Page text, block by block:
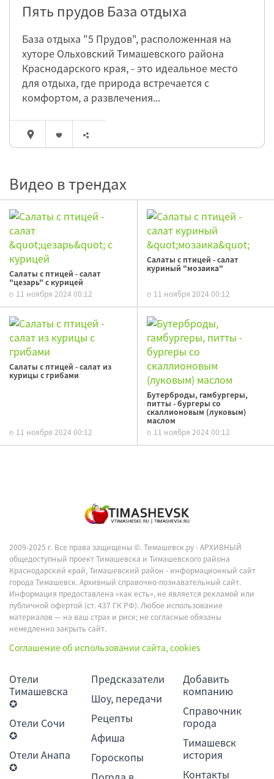
Пять прудов База отдыха
База отдыха "5 Прудов", расположенная на
хуторе Ольховский Тимашевского района
Краснодарского края, - это идеальное место
для отдыха, где природа встречается с
комфортом, а развлечения...
Видео в трендах
Салаты с птицей - салат
"цезарь" с курицей
11 ноября 2024 00:12
Салаты с птицей - салат
куриный "мозаика"
11 ноября 2024 00:12
Салаты с птицей - салат из
курицы с грибами
11 ноября 2024 00:12
Бутерброды, гамбургеры,
питты - бургеры со
скаллионовым (луковым)
маслом
11 ноября 2024 00:12
2009-2025 г. Все права защищены ©.Тимашевск.ру - АРХИВНЫЙ
общедоступный проект Тимашевска и Тимашевского района
Краснодарский край, Тимашевский район - информационный сайт
города Тимашевск. Архивный справочно-познавательный сайт.
Информация предоставлена «как есть», не является рекламой или
публичной офертой (ст. 437 ГК РФ). Любое использование
материалов — на ваш страх и риск; не согласные обязаны
немедленно закрыть сайт.
Соглашение об использовании сайта, cookies
Отели
Тимашевска
✪
Отели Сочи
✪
Отели Анапа
✪
Предсказатели
Шоу, передачи
Рецепты
Афиша
Гороскопы
Добавить
компанию
Справочник
города
Тимашевск
история
Контакты